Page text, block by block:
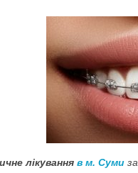
лікування в м. Суми